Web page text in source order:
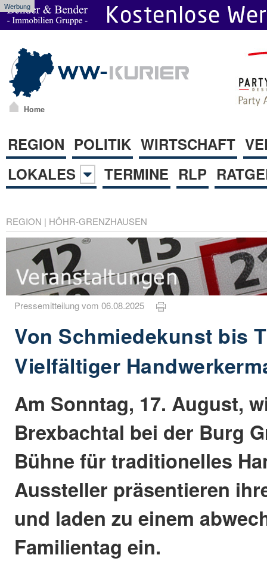
Werbung
Home
REGION POLITIK WIRTSCHAFT
LOKALES
TERMINE RLP
REGION | HÖHR-GRENZHAUSEN
Pressemitteilung vom 06.08.2025
Von Schmiedekunst bis
Vielfältiger
Am Sonntag, 17. August,
Brexbachtal bei der Burg
Bühne für traditionelles
Aussteller präsentieren
und laden zu einem
Familientag ein.